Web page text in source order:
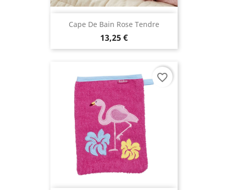
Cape De Bain Rose Tendre
13,25 €
favorite_border